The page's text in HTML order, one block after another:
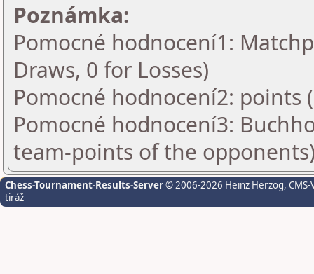
Poznámka:
Pomocné hodnocení1:
Draws, 0 for Losses)
Pomocné hodnocení2: points
Pomocné hodnocení3:
team-points of the
Chess-Tournament-Results-Server© 2006-2026 Heinz Herzog,
tiráž